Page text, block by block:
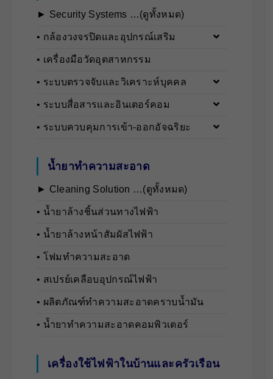
► Security Systems …(ดูทั้งหมด)
• กล้องวงจรปิดและอุปกรณ์เสริม
• เครื่องมือวัดอุตสาหกรรม
• ระบบตรวจจับและวิเคราะห์บุคคล
• ระบบสื่อสารและอินเตอร์คอม
• ระบบควบคุมการเข้า-ออกอัจฉริยะ
น้ำยาทำความสะอาด
► Cleaning Solution …(ดูทั้งหมด)
• นํ้ายาล้างชิ้นส่วนทางไฟฟ้า
• นํ้ายาล้างหน้าสัมผัสไฟฟ้า
• โฟมทำความสะอาด
• สเปรย์เคลือบอุปกรณ์ไฟฟ้า
• ผลิตภัณฑ์ทำความสะอาดคราบน้ำมัน
• น้ำยาทำความสะอาดคอมพิวเตอร์
เครื่องใช้ไฟฟ้าในบ้านและครัวเรือน